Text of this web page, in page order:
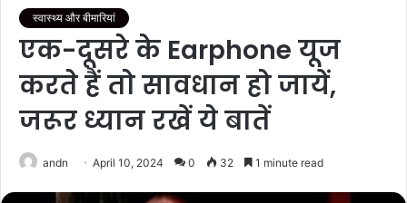
स्वास्थ्य और बीमारियां
एक-दूसरे के Earphone यूज
करते हैं तो सावधान हो जायें,
जरूर ध्यान रखें ये बातें
andn April 10, 2024 0 32 1 minute read